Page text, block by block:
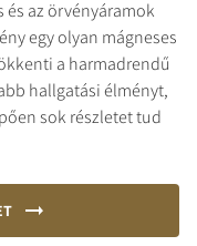
az örvényáramok
egy olyan mágneses
a harmadrendű
hallgatási élményt,
sok részletet tud